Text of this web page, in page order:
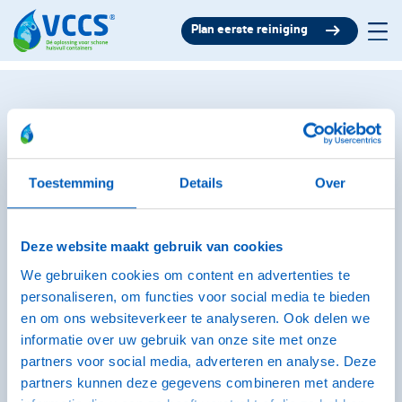
Toestemming Details Over
Deze website maakt gebruik van cookies
We gebruiken cookies om content en advertenties te
personaliseren, om functies voor social media te bieden
en om ons websiteverkeer te analyseren. Ook delen we
informatie over uw gebruik van onze site met onze
partners voor social media, adverteren en analyse. Deze
partners kunnen deze gegevens combineren met andere
Plan eerste reiniging
Kies jouw
containerreiniging
Selecteer eerst jouw woonplaats:
Ik woon in: